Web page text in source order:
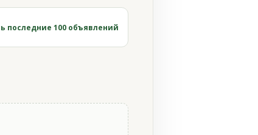
последние 100 объявлений